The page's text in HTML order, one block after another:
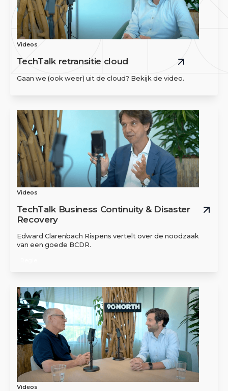
Videos
TechTalk retransitie cloud
Gaan we (ook weer) uit de cloud? Bekijk de video.
Videos
TechTalk Business Continuity & Disaster
Recovery
Edward Clarenbach Rispens vertelt over de noodzaak
van een goede BCDR.
Videos